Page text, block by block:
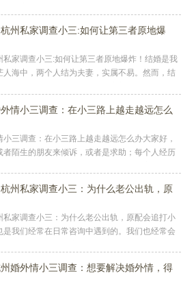
州私家调查小三:如何让第三者原地爆
家调查小三:如何让第三者原地爆炸！结婚是我
海中，两个人结为夫妻，实属不易。然而，结
情小三调查：在小三路上越走越远怎么
三调查：在小三路上越走越远怎么办大家好，
者陌生的朋友来倾诉，或者是求助；每个人经历
州私家调查小三：为什么老公出轨，原
家调查小三：为什么老公出轨，原配会追打小
我们经常在日常咨询中遇到的。我们也经常会
婚外情小三调查：想要解决婚外情，得